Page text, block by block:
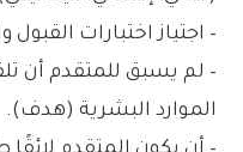
– اجتياز اختبارات
– لم يسبق للمتقدم أن
الموارد البشرية (هدف).